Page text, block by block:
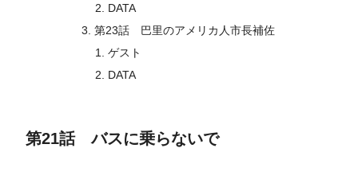
DATA
第23話 巴里のアメリカ人市長補佐
ゲスト
DATA
第21話 バスに乗らないで